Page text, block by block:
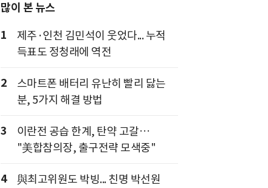
많이 본 뉴스
1
제주·인천 김민석이 웃었다... 누적
득표도 정청래에 역전
2
스마트폰 배터리 유난히 빨리 닳는
분, 5가지 해결 방법
3
이란전 공습 한계, 탄약 고갈…
"美합참의장, 출구전략 모색중"
4
與최고위원도 박빙... 친명 박선원